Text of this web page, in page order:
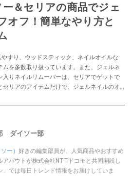
ー＆セリアの商品でジェ
オフ！簡単なやり方と
すり、ウッドスティック、ネイルオイルな
ムを多数取り扱っています。また、ジェルネ
入りネイルリムーバーは、セリアでゲットで
セリアのアイテムだけで、ジェルネイルのオ
ましたよ。
ダイソー部
ー） 好きの編集部員が、人気商品やおすすめ
アバウトが株式会社NTTドコモと共同開設し
では毎日トレンド情報をお届けしていま